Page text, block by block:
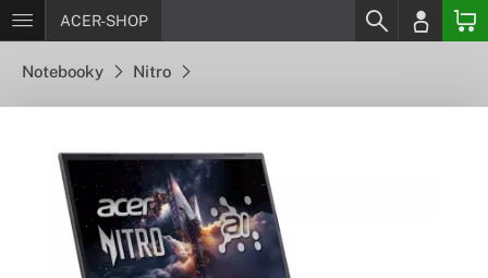
ACER-SHOP
Notebooky Nitro